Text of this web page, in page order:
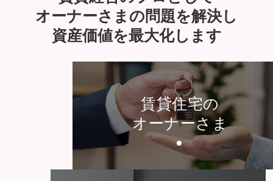
オーナーさまの問題を解決し
資産価値を最大化します
賃貸住宅の
オーナーさま